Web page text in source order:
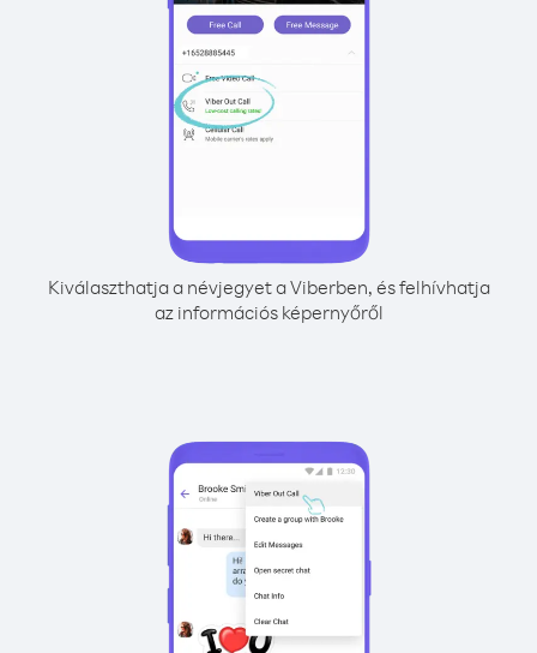
Kiválaszthatja a névjegyet a Viberben, és felhívhatja
az információs képernyőről